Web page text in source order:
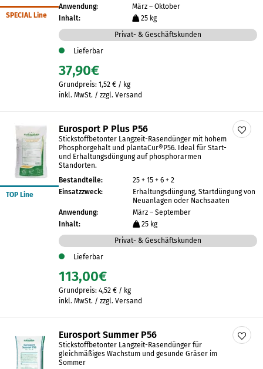
SPECIAL Line
Anwendung:
März – Oktober
Inhalt:
25 kg
Privat- & Geschäftskunden
Lieferbar
37,90€
Grundpreis: 1,52 € / kg
inkl. MwSt. / zzgl. Versand
TOP Line
Eurosport P Plus P56
Stickstoffbetonter Langzeit-Rasendünger mit hohem
Phosphorgehalt und plantaCur®P56. Ideal für Start-
und Erhaltungsdüngung auf phosphorarmen
Standorten.
Bestandteile:
25 + 15 + 6 + 2
Einsatzzweck:
Erhaltungsdüngung, Startdüngung von
Neuanlagen oder Nachsaaten
Anwendung:
März – September
Inhalt:
25 kg
Privat- & Geschäftskunden
Lieferbar
113,00€
Grundpreis: 4,52 € / kg
inkl. MwSt. / zzgl. Versand
Eurosport Summer P56
Stickstoffbetonter Langzeit-Rasendünger für
gleichmäßiges Wachstum und gesunde Gräser im
Sommer